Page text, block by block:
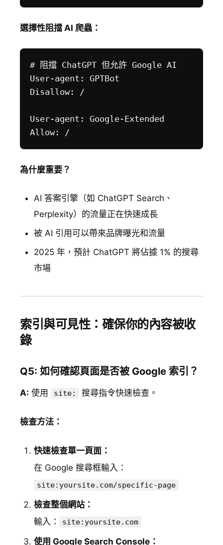
選擇性阻擋 AI 爬蟲：
# 阻擋 ChatGPT 但允許 Google AI
User-agent: GPTBot
Disallow: /
User-agent: Google-Extended
為什麼重要？
AI 答案引擎（如 ChatGPT Search、
Perplexity）的流量正在快速成長
被 AI 引用可以帶來品牌曝光和流量
2025 年，預計 ChatGPT 將佔據 1% 的搜尋
市場
索引與可見性：確保你的內容被收
錄
Q5: 如何確認頁面是否被 Google 索引？
A: 使用 site: 搜尋指令快速檢查。
檢查方法：
快速檢查單一頁面：
在 Google 搜尋框輸入：
site:yoursite.com/specific-page
檢查整個網站：
輸入：
site:yoursite.com
使用 Google Search Console：